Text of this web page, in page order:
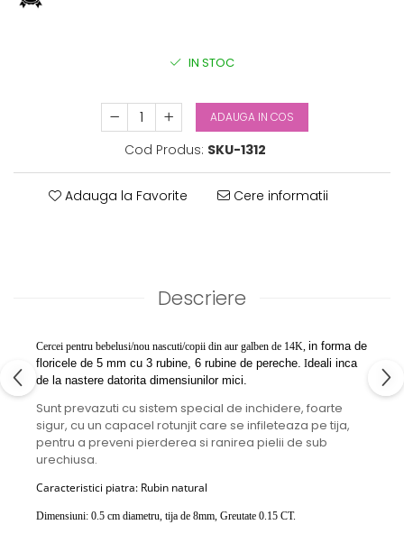
IN STOC
ADAUGA IN COS
Cod Produs: SKU-1312
Adauga la Favorite Cere informatii
Descriere
Cercei pentru bebelusi/nou nascuti/copii din aur galben de 14K, in forma de
floricele de 5 mm cu 3 rubine, 6 rubine de pereche. Ideali inca
de la nastere datorita dimensiunilor mici.
Sunt prevazuti cu sistem special de inchidere, foarte
sigur, cu un capacel rotunjit care se infileteaza pe tija,
pentru a preveni pierderea si ranirea pielii de sub
urechiusa.
Caracteristici piatra: Rubin natural
Dimensiuni: 0.5 cm diametru, tija de 8mm, Greutate 0.15 CT.